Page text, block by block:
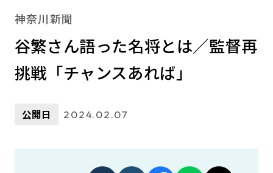
神奈川新聞
谷繁さん語った名将とは／監督再
挑戦「チャンスあれば」
公開日 2024.02.07